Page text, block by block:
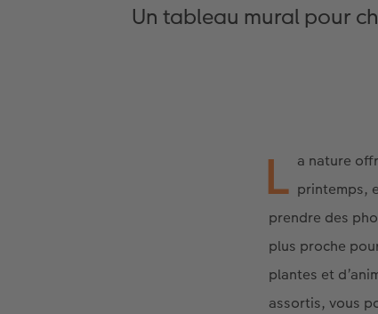
Un tableau mural pour
L a nature
printemps,
prendre des
plus proche
plantes et
assortis, vous